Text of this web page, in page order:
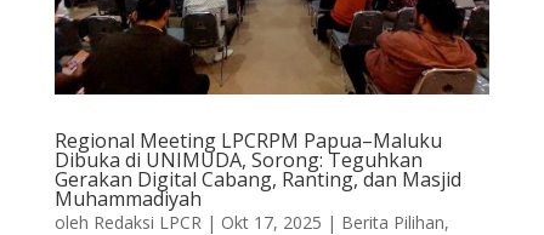
Regional Meeting LPCRPM Papua–Maluku
Dibuka di UNIMUDA, Sorong: Teguhkan
Gerakan Digital Cabang, Ranting, dan Masjid
Muhammadiyah
oleh Redaksi LPCR | Okt 17, 2025 | Berita Pilihan,